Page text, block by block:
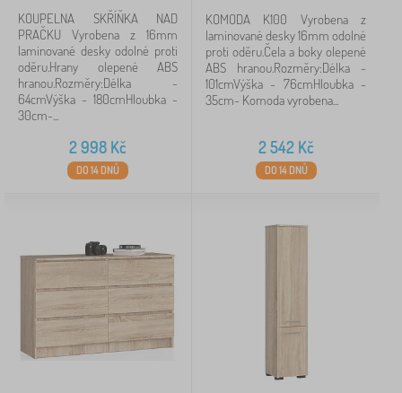
zobrazit
více >
Hloubka
35 cm
60
40 cm
43
47 cm
2
KOUPELNA SKŘÍŇKA NAD
PRAČKU Vyrobena z 16mm
laminované desky odolné proti
oděru.Hrany olepené ABS
hranou.Rozměry:Délka -
64cmVýška - 180cmHloubka -
30cm-...
2 998 Kč
DO 14 DNŮ
KOMODA K100 Vyrobena z
laminované desky 16mm odolné
proti oděru.Čela a boky olepené
ABS hranou.Rozměry:Délka -
101cmVýška - 76cmHloubka -
35cm- Komoda vyrobena...
2 542Kč
DO 14 DNŮ